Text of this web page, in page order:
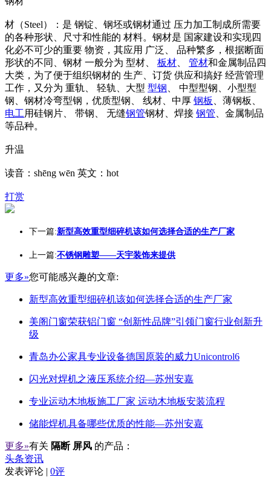
材（Steel）：是 钢锭、钢坯或钢材通过 压力加工制成所需要
的各种形状、尺寸和性能的 材料。钢材是 国家建设和实现四
化必不可少的重要 物资，其应用 广泛、 品种繁多，根据断面
形状的不同、钢材 一般分为 型材、 板材 管材和金属制品四
大类，为了便于组织钢材的 生产、订货 供应和搞好 经营管理
工作，又分为 重轨、 轻轨、大型 型钢 、 中型型钢、小型型
钢、钢材冷弯型钢，优质型钢、 线材、中厚 钢板
、薄钢板、
电工用硅钢片、 带钢、 无缝钢管钢材、焊接 钢管 、金属制品
等品种。
升温
读音：shēng wēn 英文：hot
打赏
下一篇:新型高效重型细碎机该如何选择合适的生产厂家
上一篇:不锈钢雕塑——天宇装饰来提供
更多»您可能感兴趣的文章:
新型高效重型细碎机该如何选择合适的生产厂家
美阁门窗荣获铝门窗 “创新性品牌”引领门窗行业创新升
级
青岛办公家具专业设备德国原装的威力Unicontrol6
闪光对焊机之液压系统介绍—苏州安嘉
专业运动木地板施工厂家 运动木地板安装流程
储能焊机具备哪些优质的性能—苏州安嘉
更多»有关 隔断 屏风 的产品：
头条资讯
发表评论 | 0评